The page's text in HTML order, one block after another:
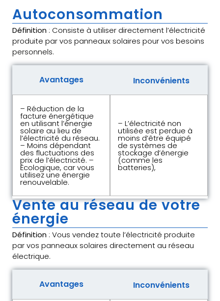
Autoconsommation
Définition : Consiste à utiliser directement l’électricité
produite par vos panneaux solaires pour vos besoins
personnels.
Avantages Inconvénients
– Réduction de la
facture énergétique
en utilisant l’énergie
solaire au lieu de
l’électricité du réseau.
– Moins dépendant
des fluctuations des
prix de l’électricité. –
Écologique, car vous
utilisez une énergie
renouvelable.
– L’électricité non
utilisée est perdue à
moins d’être équipé
de systèmes de
stockage d’énergie
(comme les
batteries),
Vente au réseau de votre
énergie
Définition : Vous vendez toute l’électricité produite
par vos panneaux solaires directement au réseau
électrique.
Avantages Inconvénients